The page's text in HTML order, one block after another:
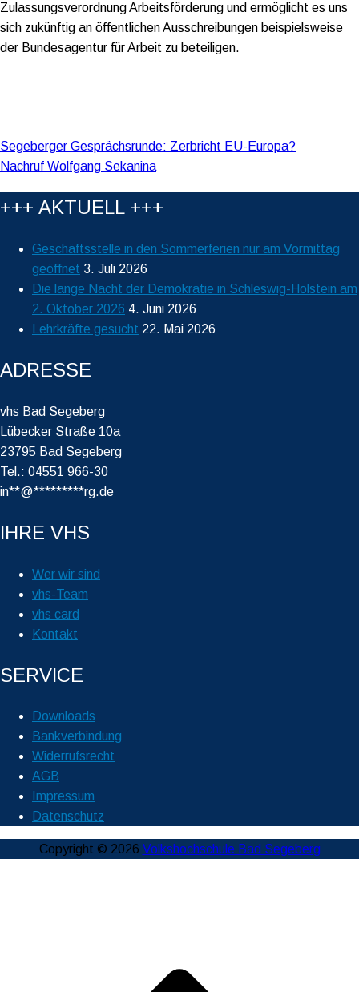
Zulassungsverordnung Arbeitsförderung und ermöglicht es uns
sich zukünftig an öffentlichen Ausschreibungen beispielsweise
der Bundesagentur für Arbeit zu beteiligen.
Beitragsnavigation
Segeberger Gesprächsrunde: Zerbricht EU-Europa?
Nachruf Wolfgang Sekanina
+++ AKTUELL +++
Geschäftsstelle in den Sommerferien nur am Vormittag
geöffnet 3. Juli 2026
Die lange Nacht der Demokratie in Schleswig-Holstein am
2. Oktober 2026 4. Juni 2026
Lehrkräfte gesucht 22. Mai 2026
ADRESSE
vhs Bad Segeberg
Lübecker Straße 10a
23795 Bad Segeberg
Tel.: 04551 966-30
in**@*********rg.de
IHRE VHS
Wer wir sind
vhs-Team
vhs card
Kontakt
SERVICE
Downloads
Bankverbindung
Widerrufsrecht
AGB
Impressum
Datenschutz
Copyright © 2026 Volkshochschule Bad Segeberg